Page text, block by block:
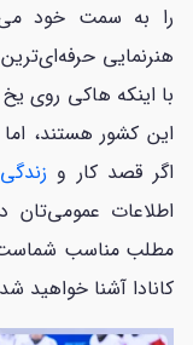
را به سمت خود
هنرنمایی
با اینکه هاکی روی
این کشور هستند،
اگر قصد کار و
اطلاعات عمومی‌تان
مطلب مناسب شماست.
کانادا آشنا خواهید